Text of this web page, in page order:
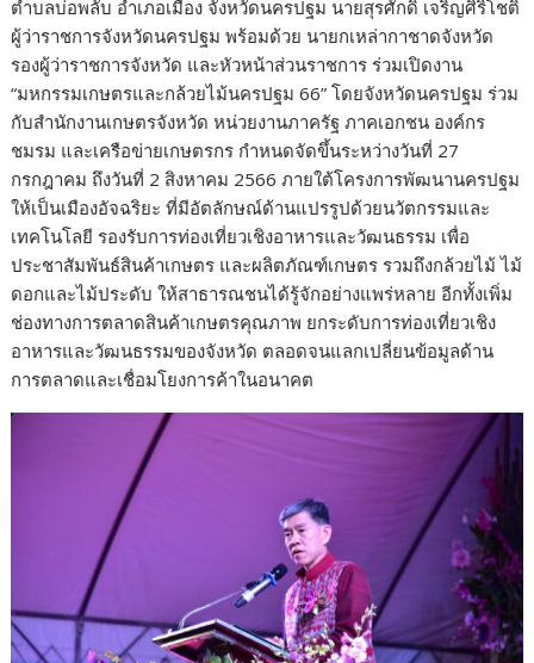
ตำบลบ่อพลับ อำเภอเมือง จังหวัดนครปฐม นายสุรศักดิ์ เจริญศิริโชติ
ผู้ว่าราชการจังหวัดนครปฐม พร้อมด้วย นายกเหล่ากาชาดจังหวัด
รองผู้ว่าราชการจังหวัด และหัวหน้าส่วนราชการ ร่วมเปิดงาน
“มหกรรมเกษตรและกล้วยไม้นครปฐม 66”โดยจังหวัดนครปฐม ร่วม
กับสำนักงานเกษตรจังหวัด หน่วยงานภาครัฐ ภาคเอกชน องค์กร
ชมรม และเครือข่ายเกษตรกร กำหนดจัดขึ้นระหว่างวันที่ 27
กรกฎาคม ถึงวันที่ 2 สิงหาคม 2566ภายใต้โครงการพัฒนานครปฐม
ให้เป็นเมืองอัจฉริยะ ที่มีอัตลักษณ์ด้านแปรรูปด้วยนวัตกรรมและ
เทคโนโลยี รองรับการท่องเที่ยวเชิงอาหารและวัฒนธรรม เพื่อ
ประชาสัมพันธ์สินค้าเกษตร และผลิตภัณฑ์เกษตร รวมถึงกล้วยไม้ ไม้
ดอกและไม้ประดับ ให้สาธารณชนได้รู้จักอย่างแพร่หลาย อีกทั้งเพิ่ม
ช่องทางการตลาดสินค้าเกษตรคุณภาพ ยกระดับการท่องเที่ยวเชิง
อาหารและวัฒนธรรมของจังหวัด ตลอดจนแลกเปลี่ยนข้อมูลด้าน
การตลาดและเชื่อมโยงการค้าในอนาคต